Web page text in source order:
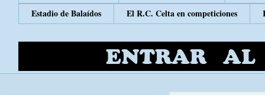
Estadio de Balaídos
El R.C. Celta en competiciones